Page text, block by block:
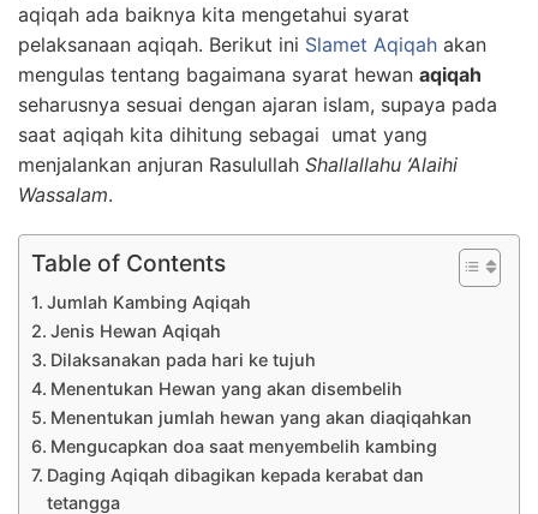
aqiqah ada baiknya kita mengetahui syarat
pelaksanaan aqiqah. Berikut ini Slamet Aqiqah akan
mengulas tentang bagaimana syarat hewan aqiqah
seharusnya sesuai dengan ajaran islam, supaya pada
saat aqiqah kita dihitung sebagai umat yang
menjalankan anjuran Rasulullah Shallallahu ‘Alaihi
Wassalam.
Table of Contents
Jumlah Kambing Aqiqah
Jenis Hewan Aqiqah
Dilaksanakan pada hari ke tujuh
Menentukan Hewan yang akan disembelih
Menentukan jumlah hewan yang akan diaqiqahkan
Mengucapkan doa saat menyembelih kambing
Daging Aqiqah dibagikan kepada kerabat dan
tetangga